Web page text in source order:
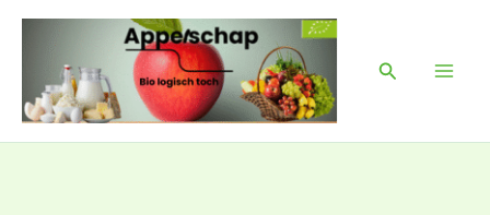
inhoud
Zoeken
op
nieuwste